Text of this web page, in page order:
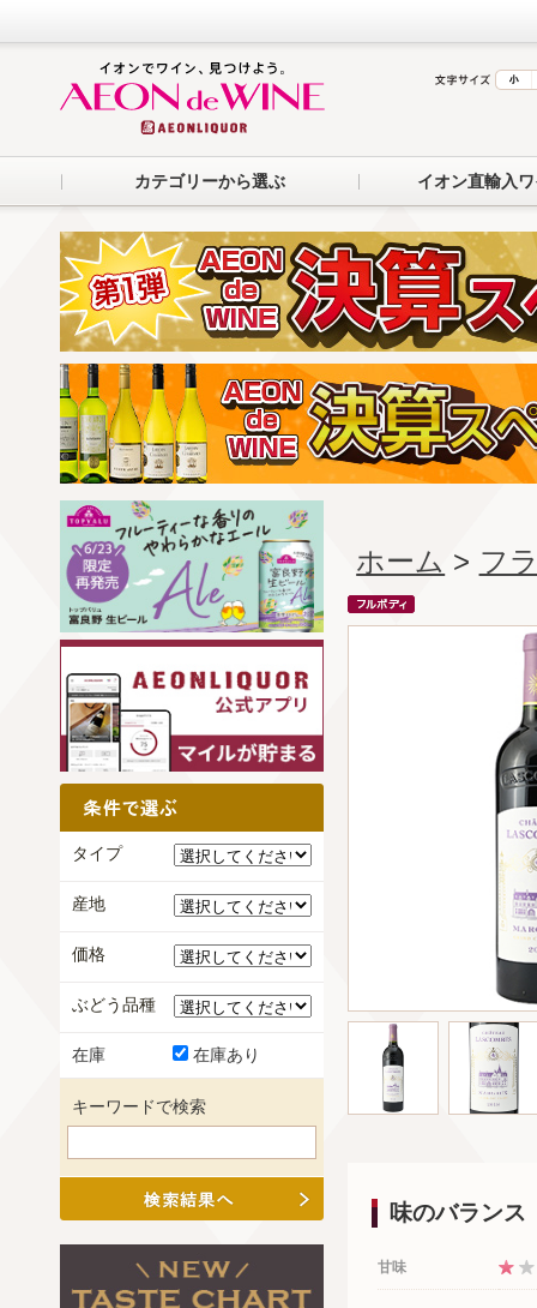
カテゴリーから選ぶ イオン直輸入
ホーム > フ
味のバランス
甘味
タイプ
産地
価格
ぶどう品種
在庫 在庫あり
キーワードで検索